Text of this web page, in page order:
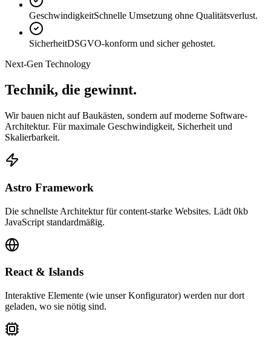
GeschwindigkeitSchnelle Umsetzung ohne Qualitätsverlust.
SicherheitDSGVO-konform und sicher gehostet.
Next-Gen Technology
Technik, die gewinnt.
Wir bauen nicht auf Baukästen, sondern auf moderne Software-
Architektur. Für maximale Geschwindigkeit, Sicherheit und
Skalierbarkeit.
Astro Framework
Die schnellste Architektur für content-starke Websites. Lädt 0kb
JavaScript standardmäßig.
React & Islands
Interaktive Elemente (wie unser Konfigurator) werden nur dort
geladen, wo sie nötig sind.